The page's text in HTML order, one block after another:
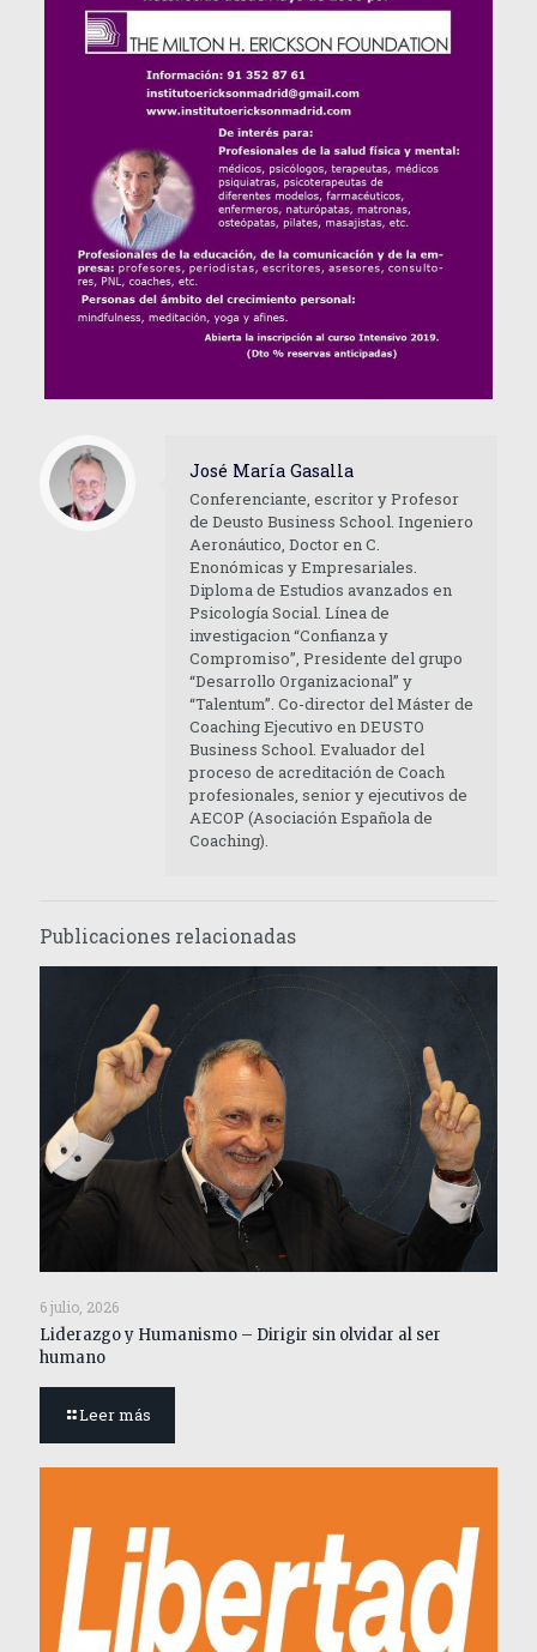
José María Gasalla
Conferenciante, escritor y Profesor
de Deusto Business School. Ingeniero
Aeronáutico, Doctor en C.
Enonómicas y Empresariales.
Diploma de Estudios avanzados en
Psicología Social. Línea de
investigacion “Confianza y
Compromiso”, Presidente del grupo
“Desarrollo Organizacional” y
“Talentum”. Co-director del Máster de
Coaching Ejecutivo en DEUSTO
Business School. Evaluador del
proceso de acreditación de Coach
profesionales, senior y ejecutivos de
AECOP (Asociación Española de
Coaching).
Publicaciones relacionadas
6 julio, 2026
Liderazgo y Humanismo – Dirigir sin olvidar al ser
humano
Leer más